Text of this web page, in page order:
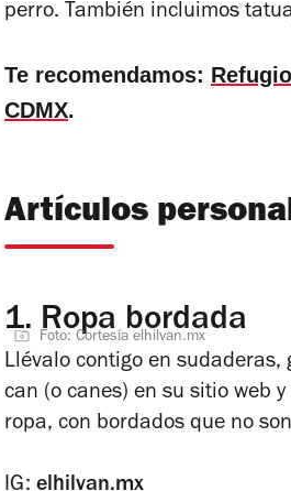
perro. También incluimos
Te recomendamos:
CDMX.
Artículos
1. Ropa bordada
Foto: Cortesía elhilvan.mx
Llévalo contigo en
can (o canes) en su sitio web
ropa, con bordados que no
IG: elhilvan.mx